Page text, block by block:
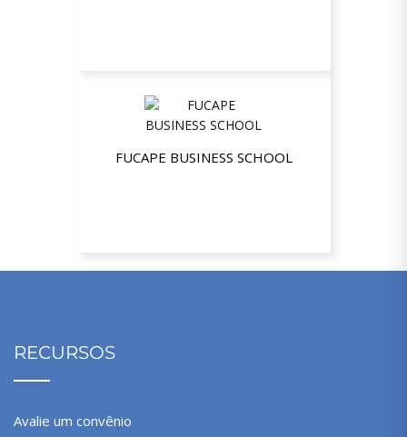
FUCAPE BUSINESS SCHOOL
RECURSOS
Avalie um convênio